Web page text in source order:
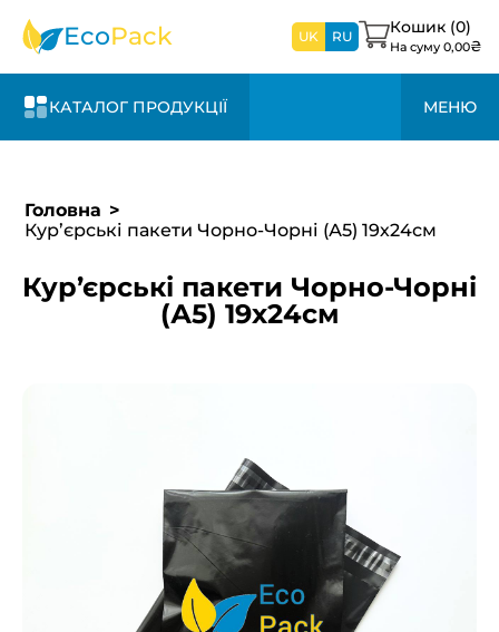
часом
EcoPack UK RU Кошик (0)
На суму 0,00₴
КАТАЛОГ ПРОДУКЦІЇ МЕНЮ
вами
найближчим
часом
вартості
Головна
Кур’єрські пакети Чорно-Чорні (А5) 19х24см
Кур’єрські пакети Чорно-Чорні
(А5) 19х24см